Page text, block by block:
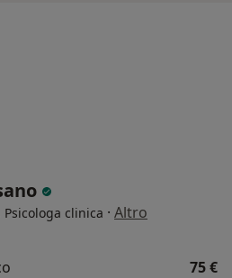
clinica · Altro
75 €